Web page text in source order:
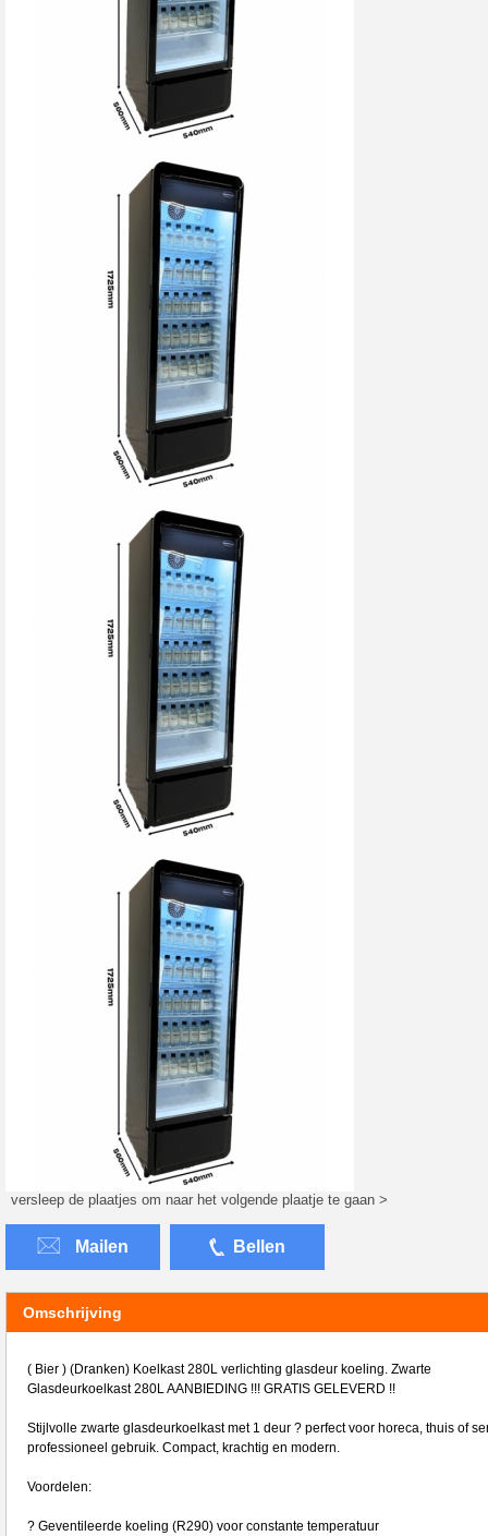
versleep de plaatjes om naar het volgende plaatje te gaan >
Mailen Bellen
Omschrijving
( Bier ) (Dranken) Koelkast 280L verlichting glasdeur koeling. Zwarte
Glasdeurkoelkast 280L AANBIEDING !!! GRATIS GELEVERD !!
Stijlvolle zwarte glasdeurkoelkast met 1 deur ? perfect voor horeca, thuis of
professioneel gebruik. Compact, krachtig en modern.
Voordelen:
? Geventileerde koeling (R290) voor constante temperatuur